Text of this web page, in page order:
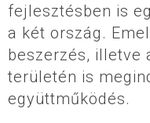
fejlesztésben is
a két ország.
beszerzés, illetve
területén is
együttműködés.